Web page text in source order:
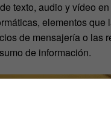
texto, audio y vídeo
elementos que
de mensajería o las
de información.